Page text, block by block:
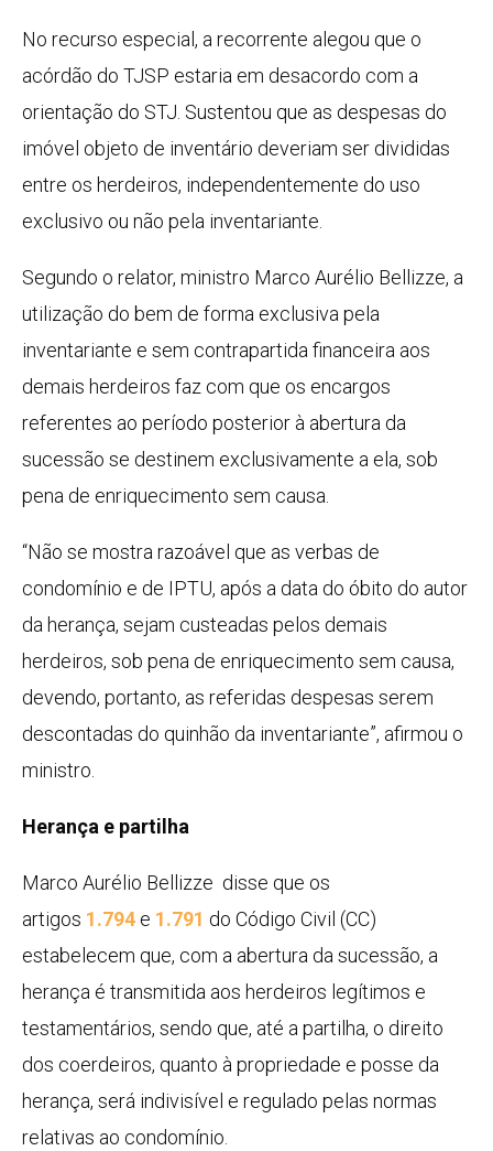
No recurso especial, a recorrente alegou que o
acórdão do TJSP estaria em desacordo com a
orientação do STJ. Sustentou que as despesas do
imóvel objeto de inventário deveriam ser divididas
entre os herdeiros, independentemente do uso
exclusivo ou não pela inventariante.
Segundo o relator, ministro Marco Aurélio Bellizze, a
utilização do bem de forma exclusiva pela
inventariante e sem contrapartida financeira aos
demais herdeiros faz com que os encargos
referentes ao período posterior à abertura da
sucessão se destinem exclusivamente a ela, sob
pena de enriquecimento sem causa.
“Não se mostra razoável que as verbas de
condomínio e de IPTU, após a data do óbito do autor
da herança, sejam custeadas pelos demais
herdeiros, sob pena de enriquecimento sem causa,
devendo, portanto, as referidas despesas serem
descontadas do quinhão da inventariante”, afirmou o
ministro.
Herança e partilha
Marco Aurélio Bellizze disse que os
artigos 1.794 e 1.791 do Código Civil (CC)
estabelecem que, com a abertura da sucessão, a
herança é transmitida aos herdeiros legítimos e
testamentários, sendo que, até a partilha, o direito
dos coerdeiros, quanto à propriedade e posse da
herança, será indivisível e regulado pelas normas
relativas ao condomínio.